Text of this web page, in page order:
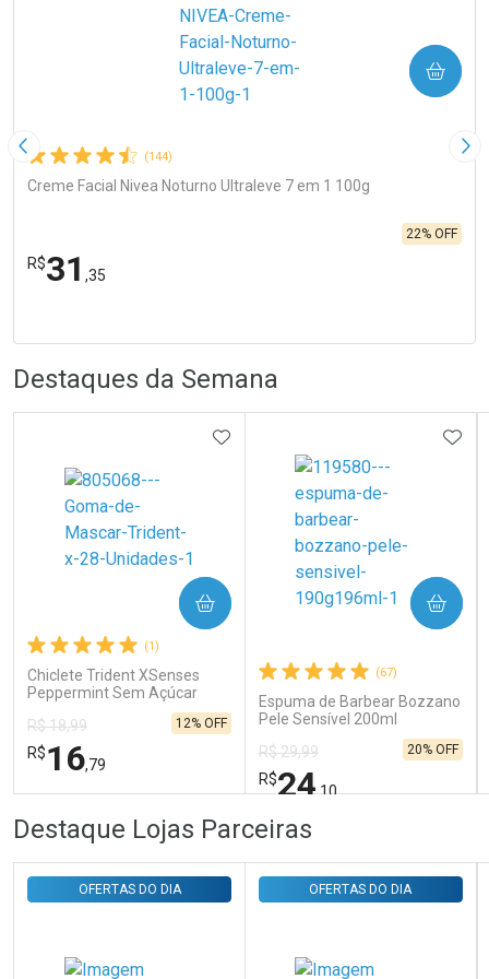
Imagem Anterior (144)
Creme Facial Nivea Noturno Ultraleve 7 em 1 100g
R$31 ,35
22% OFF
COMPRAR
Laboratório
Ativar Desconto
Comprar sem Desconto
Comprar sem Desconto
Destaques da Semana
(1)
Chiclete Trident XSenses
Peppermint Sem Açúcar
R$ 18,99
R$16,79
12% OFF
ADICIONAR AOS FAVORITOS
COMPRAR
FECHAR
Laboratório
FECHAR
Por Menos
(67)
Espuma de Barbear Bozzano
Pele Sensível 200ml
R$ 29,99
R$24,10
20% OFF
COMPRAR
Por Menos
Destaque Lojas Parceiras
OFERTAS DO DIA OFERTAS DO DIA